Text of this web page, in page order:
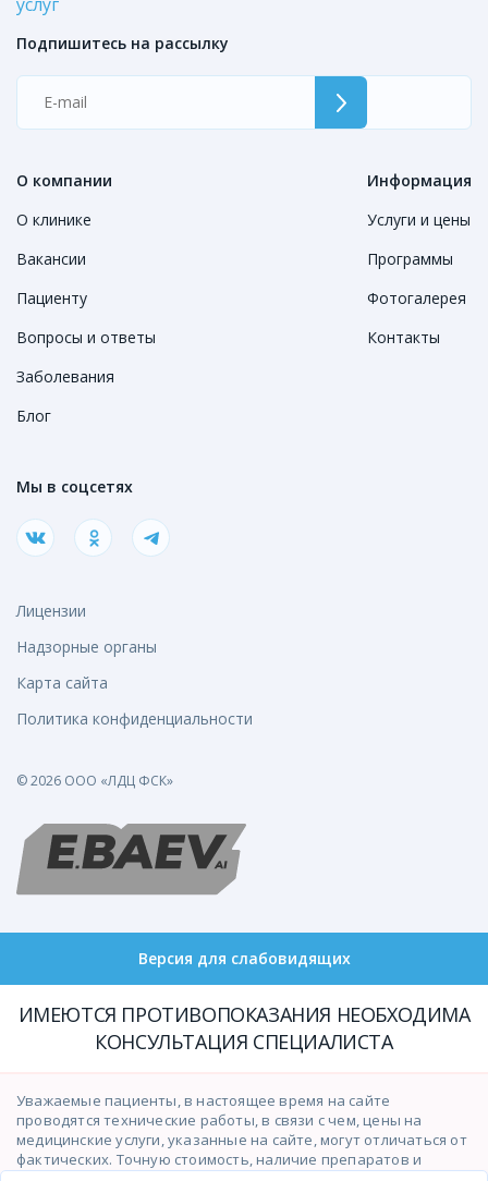
О компании
О клинике
Вакансии
Пациенту
Вопросы и ответы
Заболевания
Блог
Информация
Услуги и цены
Программы
Фотогалерея
Контакты
Подпишитесь на рассылку
Мы в соцсетях
Лицензии
Надзорные органы
Карта сайта
Политика конфиденциальности
© 2026 ООО «ЛДЦ ФСК»
Версия для слабовидящих
ИМЕЮТСЯ ПРОТИВОПОКАЗАНИЯ НЕОБХОДИМА
КОНСУЛЬТАЦИЯ СПЕЦИАЛИСТА
Уважаемые пациенты, в настоящее время на сайте
проводятся технические работы, в связи с чем, цены на
медицинские услуги, указанные на сайте, могут отличаться от
фактических. Точную стоимость, наличие препаратов и